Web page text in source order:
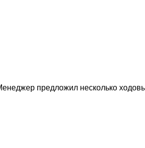
предложил несколько